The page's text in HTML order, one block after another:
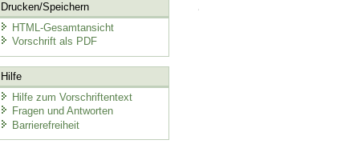
Drucken/Speichern
HTML-Gesamtansicht
Vorschrift als PDF
Hilfe
Hilfe zum Vorschriftentext
Fragen und Antworten
Barrierefreiheit